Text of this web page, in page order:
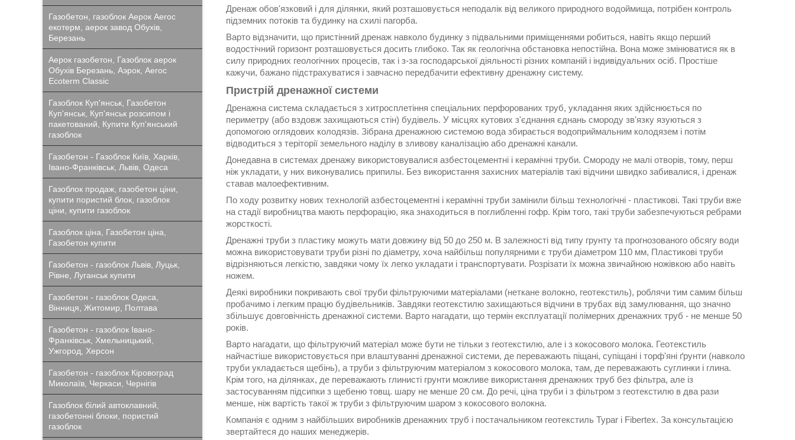
Дренаж обов'язковий і для ділянки, який розташовується неподалік від великого природного водоймища, потрібен контроль
підземних потоків та будинку на схилі пагорба.
Варто відзначити, що пристінний дренаж навколо будинку з підвальними приміщеннями робиться, навіть якщо перший
водостічний горизонт розташовується досить глибоко. Так як геологічна обстановка непостійна. Вона може змінюватися як в
силу природних геологічних процесів, так і з-за господарської діяльності різних компаній і індивідуальних осіб. Простіше
кажучи, бажано підстрахуватися і завчасно передбачити ефективну дренажну систему.
Пристрій дренажної системи
Дренажна система складається з хитросплетіння спеціальних перфорованих труб, укладання яких здійснюється по
периметру (або вздовж захищаються стін) будівель. У місцях кутових з'єднання єднань смороду зв'язку язуються з
допомогою оглядових колодязів. Зібрана дренажною системою вода збирається водоприймальним колодязем і потім
відводиться з теріторії земельного наділу в зливову каналізацію або дренажні канали.
Донедавна в системах дренажу використовувалися азбестоцементні і керамічні труби. Смороду не малі отворів, тому, перш
ніж укладати, у них виконувались припилы. Без використання захисних матеріалів такі відчини швидко забивалися, і дренаж
ставав малоефективним.
По ходу розвитку нових технологій азбестоцементні і керамічні труби замінили більш технологічні - пластикові. Такі труби вже
на стадії виробництва мають перфорацію, яка знаходиться в поглибленні гофр. Крім того, такі труби забезпечуються ребрами
жорсткості.
Дренажні труби з пластику можуть мати довжину від 50 до 250 м. В залежності від типу грунту та прогнозованого обсягу води
можна використовувати труби різні по діаметру, хоча найбільш популярними є труби діаметром 110 мм, Пластикові труби
відрізняються легкістю, завдяки чому їх легко укладати і транспортувати. Розрізати їх можна звичайною ножівкою або навіть
ножем.
Деякі виробники покривають свої труби фільтруючими матеріалами (неткане волокно, геотекстиль), роблячи тим самим більш
пробачимо і легким працю будівельників. Завдяки геотекстилю захищаються відчини в трубах від замулювання, що значно
збільшує довговічність дренажної системи. Варто нагадати, що термін експлуатації полімерних дренажних труб - не менше 50
років.
Варто нагадати, що фільтруючий матеріал може бути не тільки з геотекстилю, але і з кокосового молока. Геотекстиль
найчастіше використовується при влаштуванні дренажної системи, де переважають піщані, супіщані і торф'яні ґрунти (навколо
труби укладається щебінь), а труби з фільтруючим матеріалом з кокосового молока, там, де переважають суглинки і глина.
Крім того, на ділянках, де переважають глинисті грунти можливе використання дренажних труб без фільтра, але із
застосуванням підсипки з щебеню товщ. шару не менше 20 см. До речі, ціна труби і з фільтром з геотекстилю в два рази
менше, ніж вартість такої ж труби з фільтруючим шаром з кокосового волокна.
Компанія є одним з найбільших виробників дренажних труб і постачальником геотекстиль Typar і Fibertex. За консультацією
звертайтеся до наших менеджерів.
Газобетон, газоблок Аерок Aeroc
екотерм, аерок завод Обухів,
Березань
Аерок газобетон, Газоблок аерок
Обухів Березань, Аэрок, Aeroc
Ecoterm Classic
Газоблок Куп'янськ, Газобетон
Куп'янськ, Куп'янськ розсипом і
пакетований, Купити Куп'янський
газоблок
Газобетон - Газоблок Київ, Харків,
Івано-Франківськ, Львів, Одеса
Газоблок продаж, газобетон ціни,
купити пористий блок, газоблок
ціни, купити газоблок
Газоблок ціна, Газобетон ціна,
Газобетон купити
Газобетон - газоблок Львів, Луцьк,
Рівне, Луганськ купити
Газобетон - газоблок Одеса,
Вінниця, Житомир, Полтава
Газобетон - газоблок Івано-
Франківськ, Хмельницький,
Ужгород, Херсон
Газобетон - газоблок Кіровоград
Миколаїв, Черкаси, Чернігів
Газоблок білий автоклавний,
газобетонні блоки, пористий
газоблок